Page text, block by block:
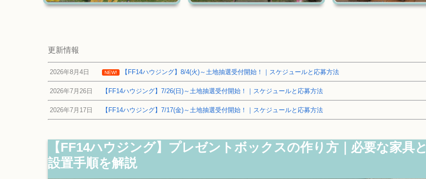
更新情報
2026年8月4日 NEW! 【FF14ハウジング】8/4(火)～土地抽選受付開始！｜スケジュールと応募方法
2026年7月26日 【FF14ハウジング】7/26(日)～土地抽選受付開始！｜スケジュールと応募方法
2026年7月17日 【FF14ハウジング】7/17(金)～土地抽選受付開始！｜スケジュールと応募方法
【FF14ハウジング】プレゼントボックスの作り方｜必要な家具と
設置手順を解説